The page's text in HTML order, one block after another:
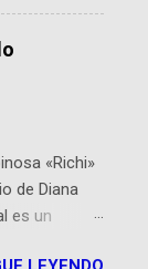
para
el
de los
de Airbus
inspirar
una
60
para
«Richi»
de Diana
es un